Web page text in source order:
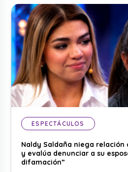
ESPECTÁCULOS
Naldy Saldaña niega relación
y evalúa denunciar a su
difamación”